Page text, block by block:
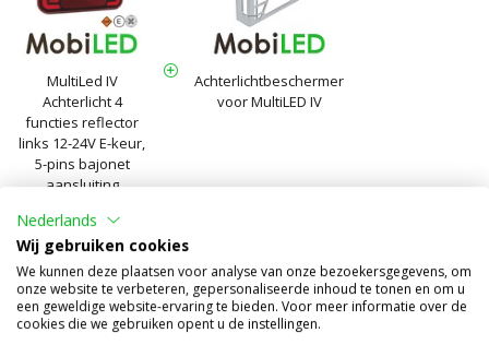
MultiLed IV
Achterlicht 4
functies reflector
links 12-24V E-keur,
5-pins bajonet
aansluiting
Achterlichtbeschermer
voor MultiLED IV
AL575 + BR081
€81,90 (€67,69 excl. BTW)
Toevoegen aan winkelwagen
Nederlands
Wij gebruiken cookies
We kunnen deze plaatsen voor analyse van onze bezoekersgegevens, om
onze website te verbeteren, gepersonaliseerde inhoud te tonen en om u
een geweldige website-ervaring te bieden. Voor meer informatie over de
cookies die we gebruiken opent u de instellingen.